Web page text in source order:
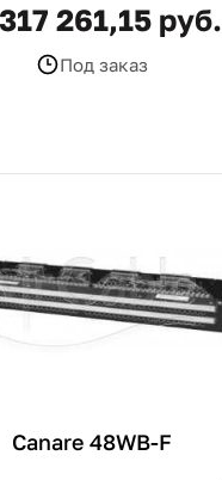
261,15 руб.
Под заказ
Canare 48WB-F